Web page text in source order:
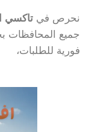
نحرص في تاكسي
جميع المحافظات
فورية للطلبات،